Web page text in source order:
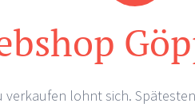
verkaufen lohnt sich.